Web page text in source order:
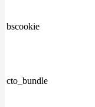
bscookie
cto_bundle